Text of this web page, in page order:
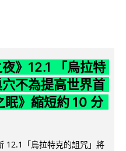
》12.1 「烏拉特
不為提高世界首
眠》縮短約 10 分
12.1「烏拉特克的詛咒」將